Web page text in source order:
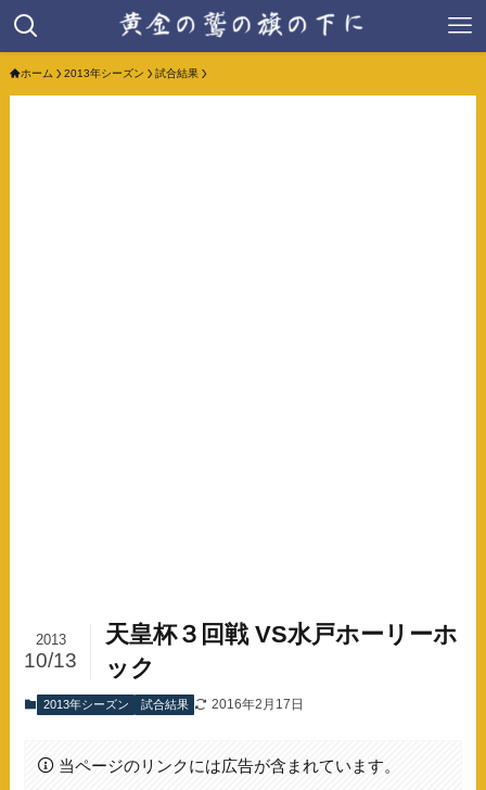
ホーム 2013年シーズン 試合結果
天皇杯３回戦 VS水戸ホーリーホ
ック
2013
10/13
2013年シーズン 試合結果 2016年2月17日
当ページのリンクには広告が含まれています。